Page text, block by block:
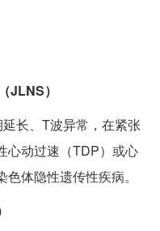
JLNS）
长、T波异常，在紧张
心动过速（TDP）或心
体隐性遗传性疾病。